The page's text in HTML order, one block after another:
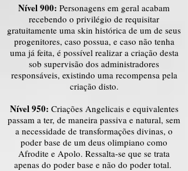
Nível 900: Personagens em geral acabam
recebendo o privilégio de requisitar
gratuitamente uma skin histórica de um de seus
progenitores, caso possua, e caso não tenha
uma já feita, é possível realizar a criação desta
sob supervisão dos administradores
responsáveis, existindo uma recompensa pela
criação disto.
Nível 950: Criações Angelicais e equivalentes
passam a ter, de maneira passiva e natural, sem
a necessidade de transformações divinas, o
poder base de um deus olimpiano como
Afrodite e Apolo. Ressalta-se que se trata
apenas do poder base e não do poder total.